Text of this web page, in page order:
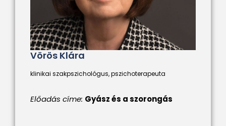
Vörös Klára
klinikai szakpszichológus, pszichoterapeuta
Előadás címe: Gyász és a szorongás